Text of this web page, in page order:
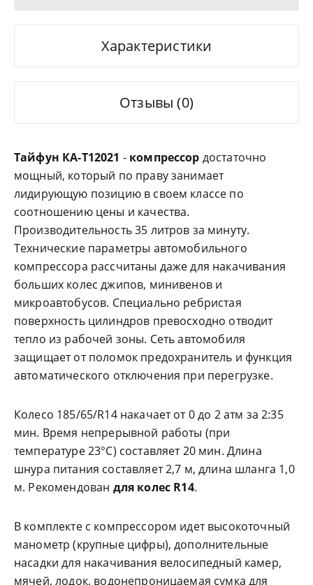
Характеристики
Отзывы (0)
Тайфун КА-Т12021 - компрессор достаточно
мощный, который по праву занимает
лидирующую позицию в своем классе по
соотношению цены и качества.
Производительность 35 литров за минуту.
Технические параметры автомобильного
компрессора рассчитаны даже для накачивания
больших колес джипов, минивенов и
микроавтобусов. Специально ребристая
поверхность цилиндров превосходно отводит
тепло из рабочей зоны. Сеть автомобиля
защищает от поломок предохранитель и функция
автоматического отключения при перегрузке.
Колесо 185/65/R14 накачает от 0 до 2 атм за 2:35
мин. Время непрерывной работы (при
температуре 23°С) составляет 20 мин. Длина
шнура питания составляет 2,7 м, длина шланга 1,0
м. Рекомендован для колес R14.
В комплекте с компрессором идет высокоточный
манометр (крупные цифры), дополнительные
насадки для накачивания велосипедный камер,
мячей, лодок, водонепроницаемая сумка для